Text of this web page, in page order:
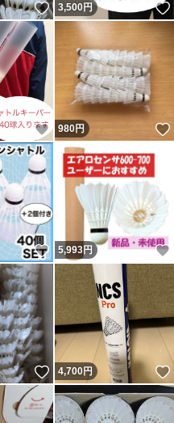
いいね！
3,500円
いいね！
980円
いいね！
5,993円
いいね！
4,700円